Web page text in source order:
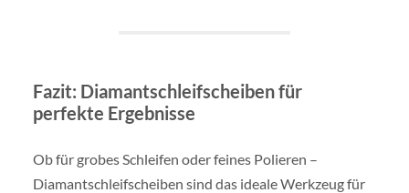
Fazit: Diamantschleifscheiben für
perfekte Ergebnisse
Ob für grobes Schleifen oder feines Polieren –
Diamantschleifscheiben sind das ideale Werkzeug für